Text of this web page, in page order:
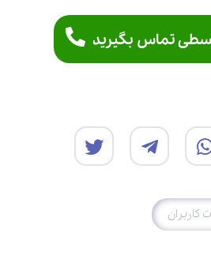
تماس بگیرید
کاربران